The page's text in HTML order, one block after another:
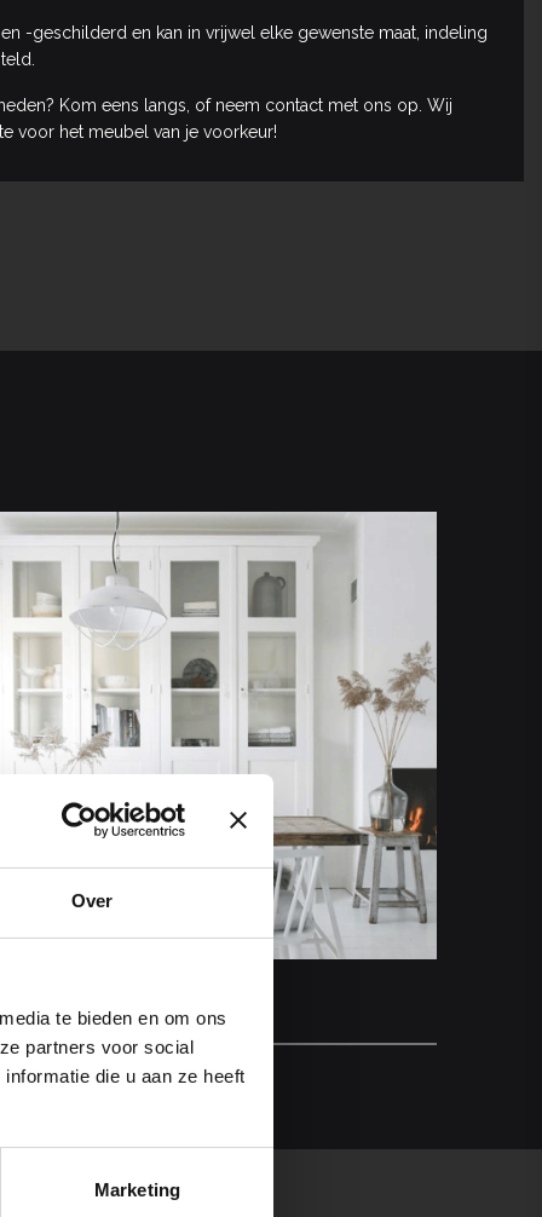
Over
te bieden en om ons
partners voor social
die u aan ze heeft
Marketing
-geschilderd en kan in vrijwel elke gewenste maat, indeling
Kom eens langs, of neem contact met ons op. Wij
voor het meubel van je voorkeur!
Artikel